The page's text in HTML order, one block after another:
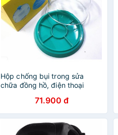
Hộp chống bụi trong sửa
chữa đồng hồ, điện thoại
71.900 đ